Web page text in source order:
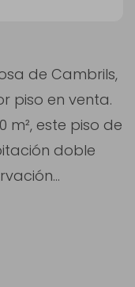
de Cambrils,
piso en venta.
m², este piso de
doble